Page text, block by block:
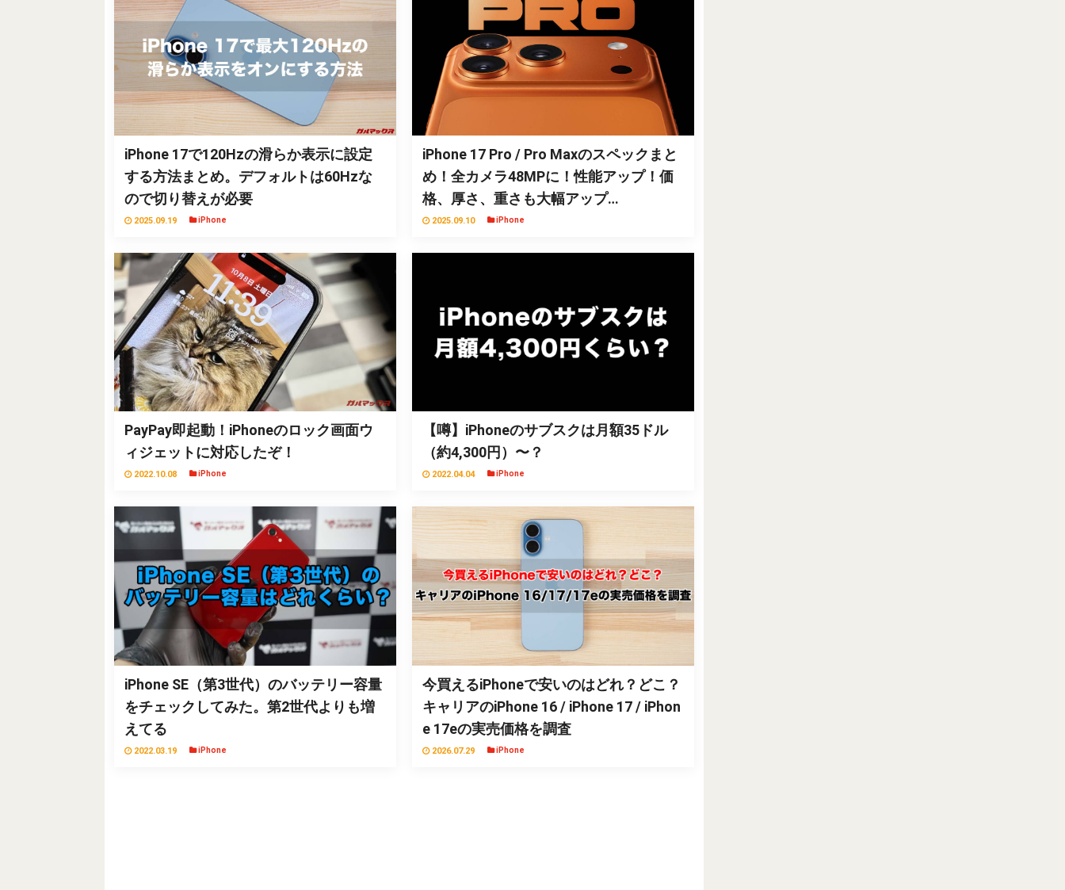
iPhone 17で120Hzの滑らか表示に設定
する方法まとめ。デフォルトは60Hzな
ので切り替えが必要
2025.09.19 iPhone
iPhone 17 Pro / Pro Maxのスペックまと
め！全カメラ48MPに！性能アップ！価
格、厚さ、重さも大幅アップ…
2025.09.10 iPhone
PayPay即起動！iPhoneのロック画面ウ
ィジェットに対応したぞ！
2022.10.08 iPhone
【噂】iPhoneのサブスクは月額35ドル
（約4,300円）〜？
2022.04.04 iPhone
iPhone SE（第3世代）のバッテリー容量
をチェックしてみた。第2世代よりも増
えてる
2022.03.19 iPhone
今買えるiPhoneで安いのはどれ？どこ？
キャリアのiPhone 16 / iPhone 17 / iPhon
e 17eの実売価格を調査
2026.07.29 iPhone